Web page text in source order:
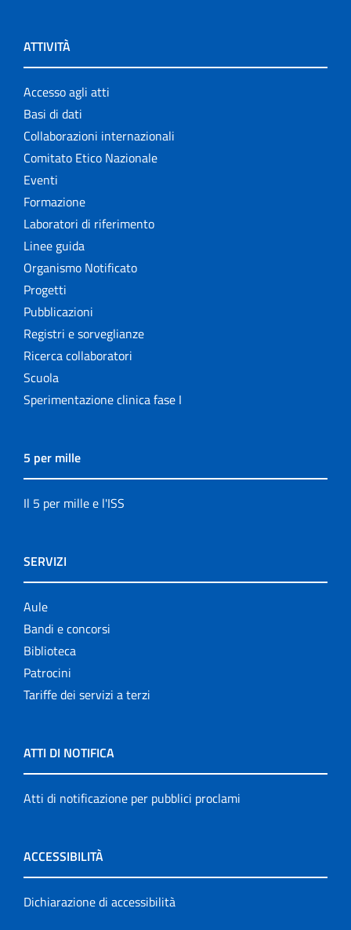
ATTIVITÀ
Accesso agli atti
Basi di dati
Collaborazioni internazionali
Comitato Etico Nazionale
Eventi
Formazione
Laboratori di riferimento
Linee guida
Organismo Notificato
Progetti
Pubblicazioni
Registri e sorveglianze
Ricerca collaboratori
Scuola
Sperimentazione clinica fase I
5 per mille
Il 5 per mille e l'ISS
SERVIZI
Aule
Bandi e concorsi
Biblioteca
Patrocini
Tariffe dei servizi a terzi
ATTI DI NOTIFICA
Atti di notificazione per pubblici proclami
ACCESSIBILITÀ
Dichiarazione di accessibilità